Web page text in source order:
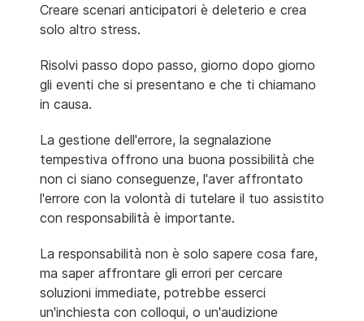
Creare scenari anticipatori è deleterio e crea
solo altro stress.
Risolvi passo dopo passo, giorno dopo giorno
gli eventi che si presentano e che ti chiamano
in causa.
La gestione dell'errore, la segnalazione
tempestiva offrono una buona possibilità che
non ci siano conseguenze, l'aver affrontato
l'errore con la volontà di tutelare il tuo assistito
con responsabilità è importante.
La responsabilità non è solo sapere cosa fare,
ma saper affrontare gli errori per cercare
soluzioni immediate, potrebbe esserci
un'inchiesta con colloqui, o un'audizione